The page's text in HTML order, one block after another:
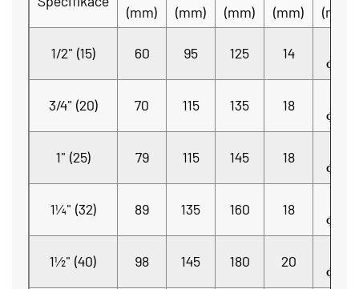
(mm)
(mm)
(mm)
(mm)
(mm)
1/2" (15) 60 95 125 14
Φ16
3/4" (20) 70 115 135 18
Φ16
1" (25) 79 115 145 18
Φ16
1¼" (32) 89 135 160 18
Φ18
1½" (40) 98 145 180 20
Φ19